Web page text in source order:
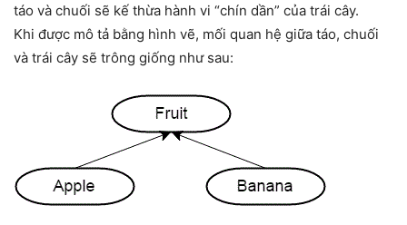
táo và chuối sẽ kế thừa hành vi “chín dần” của trái cây.
Khi được mô tả bằng hình vẽ, mối quan hệ giữa táo, chuối
và trái cây sẽ trông giống như sau: